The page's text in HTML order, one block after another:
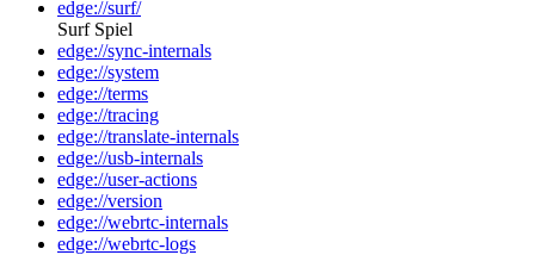
edge://surf/
Surf Spiel
edge://sync-internals
edge://system
edge://terms
edge://tracing
edge://translate-internals
edge://usb-internals
edge://user-actions
edge://version
edge://webrtc-internals
edge://webrtc-logs